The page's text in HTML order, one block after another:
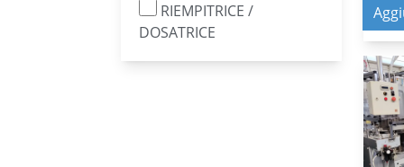
RIEMPITRICE /
DOSATRICE